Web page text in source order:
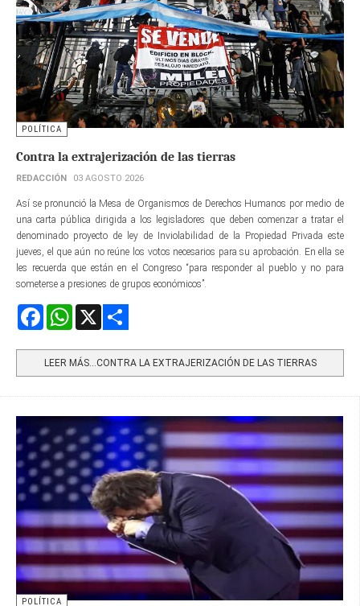
POLÍTICA
Contra la extrajerización de las tierras
REDACCIÓN 03 AGOSTO 2026
Así se pronunció la Mesa de Organismos de Derechos Humanos por medio de
una carta pública dirigida a los legisladores que deben comenzar a tratar el
denominado proyecto de ley de Inviolabilidad de la Propiedad Privada este
jueves, el que aún no reúne los votos necesarios para su aprobación. En ella se
les recuerda que están en el Congreso “para responder al pueblo y no para
someterse a presiones de grupos económicos”.
FacebookWhatsApp
LEER MÁS…CONTRA LA EXTRAJERIZACIÓN DE LAS TIERRAS
POLÍTICA